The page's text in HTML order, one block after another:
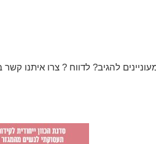
להגיב? לדווח ? צרו איתנו קשר